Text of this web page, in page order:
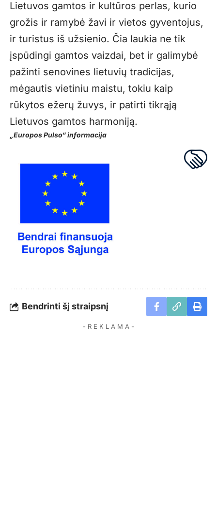
Lietuvos gamtos ir kultūros perlas, kurio
grožis ir ramybė žavi ir vietos gyventojus,
ir turistus iš užsienio. Čia laukia ne tik
įspūdingi gamtos vaizdai, bet ir galimybė
pažinti senovines lietuvių tradicijas,
mėgautis vietiniu maistu, tokiu kaip
rūkytos ežerų žuvys, ir patirti tikrąją
Lietuvos gamtos harmoniją.
„Europos Pulso“ informacija
Bendrinti šį straipsnį
- R E K L A M A -